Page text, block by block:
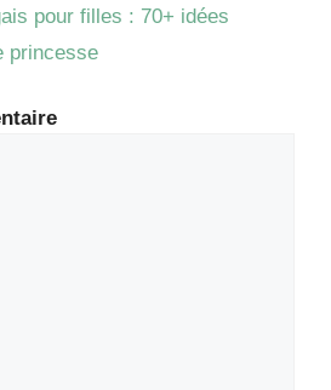
pour filles : 70+ idées
princesse